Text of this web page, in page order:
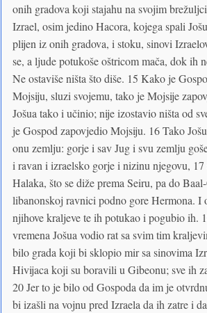
onih gradova koji stajahu na svojim
Izrael, osim jedino Hacora, kojega spali
plijen iz onih gradova, i stoku, sinovi
se, a ljude potukoše oštricom mača, dok ih
Ne ostaviše ništa što diše. 15 Kako je
Mojsiju, sluzi svojemu, tako je Mojsije
Jošua tako i učinio; nije izostavio ništa od
je Gospod zapovjedio Mojsiju. 16 Tako
onu zemlju: gorje i sav Jug i svu zemlju
i ravan i izraelsko gorje i nizinu njegovu, 17
Halaka, što se diže prema Seiru, pa do
libanonskoj ravnici podno gore Hermona. I
njihove kraljeve te ih potukao i pogubio ih.
vremena Jošua vodio rat sa svim tim
bilo grada koji bi sklopio mir sa sinovima
Hivijaca koji su boravili u Gibeonu; sve ih
20 Jer to je bilo od Gospoda da im je
bi izašli na vojnu pred Izraela da ih zatre i